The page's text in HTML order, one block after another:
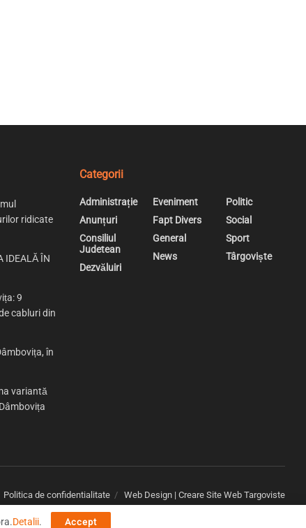
ridicate
IDEALĂ ÎN
9
cabluri din
în
variantă
Categorii
Administrație
Anunțuri
Consiliul
Judetean
Dezvăluiri
Eveniment
Fapt Divers
General
News
Politic
Social
Sport
Târgoviște
Politica de confidentialitate Web Design | Creare Site Web Targoviste
Detalii. Accept